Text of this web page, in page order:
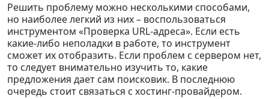
Решить проблему можно несколькими способами,
но наиболее легкий из них – воспользоваться
инструментом «Проверка URL-адреса». Если есть
какие-либо неполадки в работе, то инструмент
сможет их отобразить. Если проблем с сервером нет,
то следует внимательно изучить то, какие
предложения дает сам поисковик. В последнюю
очередь стоит связаться с хостинг-провайдером.